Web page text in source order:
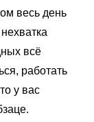
весь день
всё
работать
у вас